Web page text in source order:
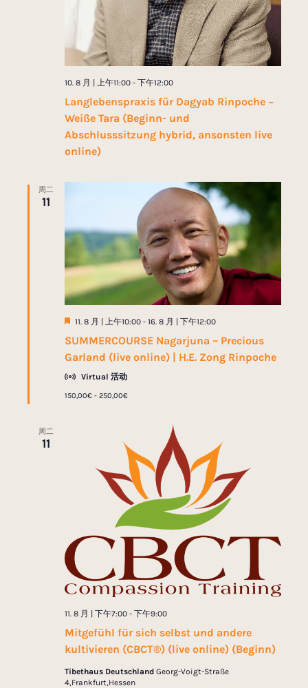
Langlebenspraxis für Dagyab Rinpoche −
Weiße Tara (Beginn- und
Abschlusssitzung hybrid, ansonsten live
online)
10. 8 月 | 上午11:00- 下午12:00
周二
11
SUMMERCOURSE Nagarjuna – Precious
Garland (live online) | H.E. Zong Rinpoche
推
11. 8 月 | 上午10:00- 16. 8 月 | 下午12:00
Virtual 活动
150,00€ - 250,00€
周二
11
Mitgefühl für sich selbst und andere
kultivieren (CBCT®) (live online) (Beginn)
11. 8 月 | 下午7:00- 下午9:00
Tibethaus Deutschland Georg-Voigt-Straße
4,Frankfurt,Hessen